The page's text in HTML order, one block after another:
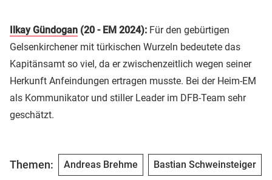
Ilkay Gündogan (20 - EM 2024): Für den gebürtigen
Gelsenkirchener mit türkischen Wurzeln bedeutete das
Kapitänsamt so viel, da er zwischenzeitlich wegen seiner
Herkunft Anfeindungen ertragen musste. Bei der Heim-EM
als Kommunikator und stiller Leader im DFB-Team sehr
geschätzt.
Themen: Andreas Brehme Bastian Schweinsteiger